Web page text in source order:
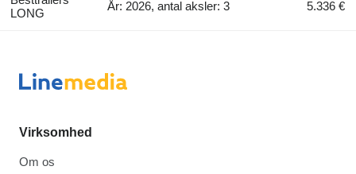
LONG
År: 2026, antal aksler: 3 5.336 €
Virksomhed
Om os